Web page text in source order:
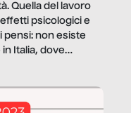
Quella del lavoro
psicologici e
pensi: non esiste
Italia, dove